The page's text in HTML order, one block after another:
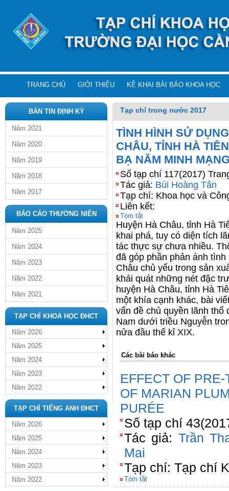
TRANG CHỦ GIỚI THIỆU KÊ KHAI BÀI BÁO KHOA HỌC
BẢN TIN ĐỊNH KỲ
Năm 2021
Năm 2020
Năm 2019
Năm 2018
Năm 2017
BÁO CÁO THƯỜNG NIÊN
Năm 2025
Năm 2024
Năm 2023
Năm 2022
Năm 2021
TẠP CHÍ KHOA HỌC ĐHCT
Năm 2026
Năm 2025
Năm 2024
Năm 2023
Năm 2022
TẠP CHÍ TIẾNG ANH ĐHCT
Năm 2026
Năm 2025
Năm 2024
Năm 2023
Năm 2022
Tạp chí trong nước 2017
TÌNH HÌNH SỬ
CHÂU, TỈNH HÀ
BẠ NĂM MINH
Số tạp chí 117(2017)
Tác giả: Bùi Hoàng Tân
Tạp chí: Khoa học và
Liên kết:
Tóm tắt
Huyện Hà Châu, tỉnh Hà
khai phá, tuy có diện tích
tác thực sự chưa nhiều.
đã góp phần phản ánh
Châu chủ yếu trong sản
khái quát những nét đặc
huyện Hà Châu, tỉnh Hà
một khía cạnh khác, bài
vấn đề chủ quyền lãnh thổ
Nam dưới triều Nguyễn
nửa đầu thế kỉ XIX.
Các bài báo khác
EFFECT OF
OF MARIAN
PURÉE
Số tạp chí
Tác giả: Trần
Mai
Tạp chí: Tạp chí
Tóm tắt